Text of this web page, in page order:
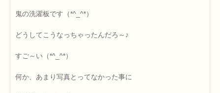
鬼の洗濯板です（*^_^*）
どうしてこうなっちゃったんだろ～♪
すご～い（*^_^*）
何か、あまり写真とってなかった事に